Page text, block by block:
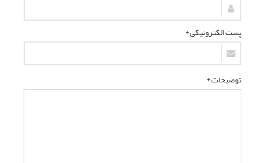
پست الکترونیکی *
توضیحات *